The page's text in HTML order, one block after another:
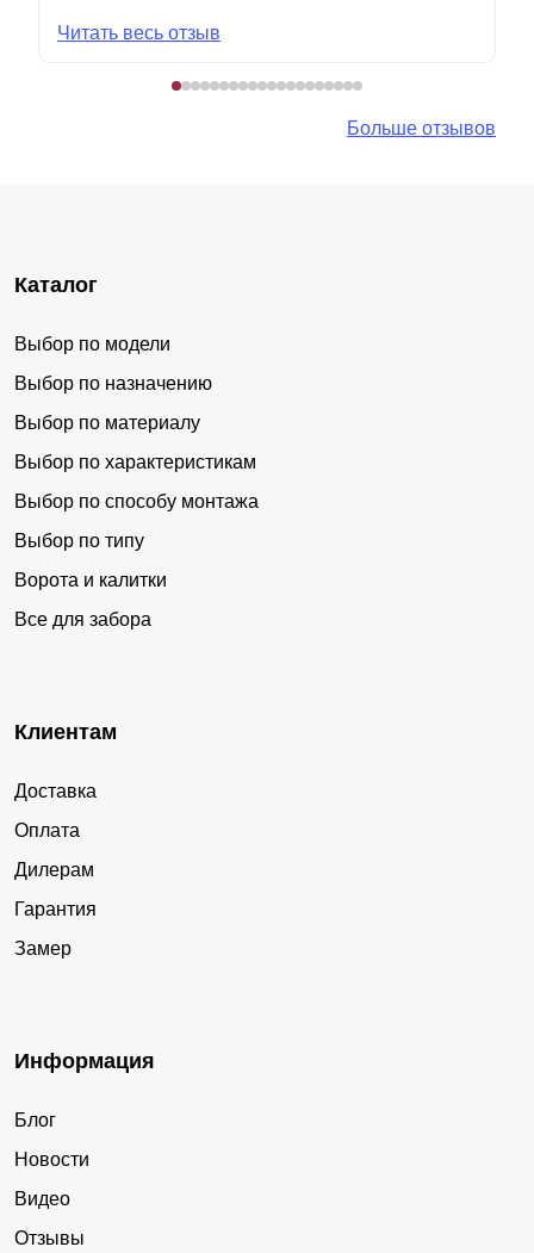
Читать весь отзыв
Больше отзывов
Каталог
Выбор по модели
Выбор по назначению
Выбор по материалу
Выбор по характеристикам
Выбор по способу монтажа
Выбор по типу
Ворота и калитки
Все для забора
Клиентам
Доставка
Оплата
Дилерам
Гарантия
Замер
Информация
Блог
Новости
Видео
Отзывы